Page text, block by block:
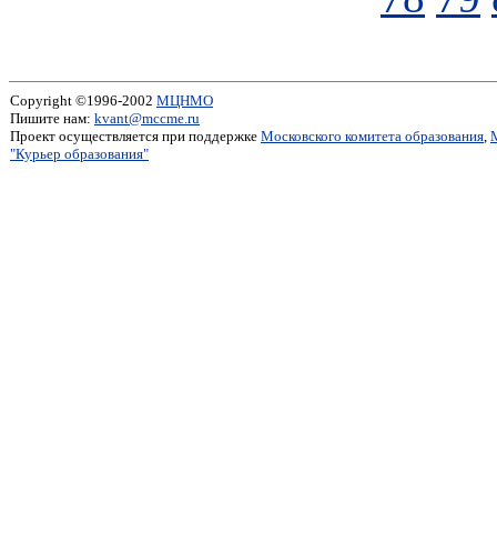
Copyright ©1996-2002 МЦНМО
Пишите нам: kvant@mccme.ru
Проект осуществляется при поддержке Московского комитета образования,
"Курьер образования"